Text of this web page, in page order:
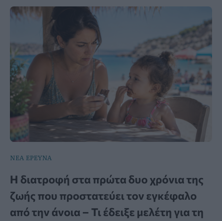
ΝΕΑ ΕΡΕΥΝΑ
Η διατροφή στα πρώτα δυο χρόνια της
ζωής που προστατεύει τον εγκέφαλο
από την άνοια – Τι έδειξε μελέτη για τη